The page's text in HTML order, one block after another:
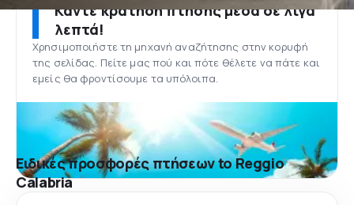
Κάντε κράτηση πτήσης μέσα σε λίγα
λεπτά!
Χρησιμοποιήστε τη μηχανή αναζήτησης στην κορυφή
της σελίδας. Πείτε μας πού και πότε θέλετε να πάτε και
εμείς θα φροντίσουμε τα υπόλοιπα.
Ειδικές προσφορές πτήσεων to Reggio
Calabria